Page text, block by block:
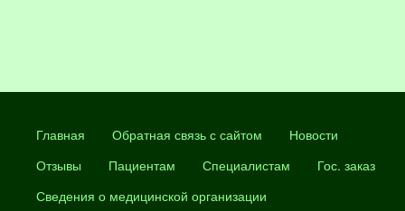
Главная Обратная связь с сайтом
Новости
Отзывы
Пациентам Специалистам
Гос. заказ
Сведения о медицинской организации